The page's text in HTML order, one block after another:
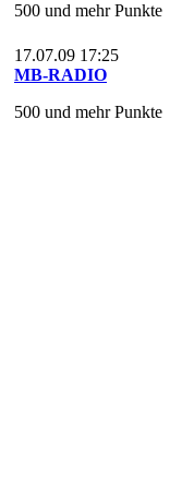
500 und mehr Punkte
17.07.09 17:25
MB-RADIO
500 und mehr Punkte